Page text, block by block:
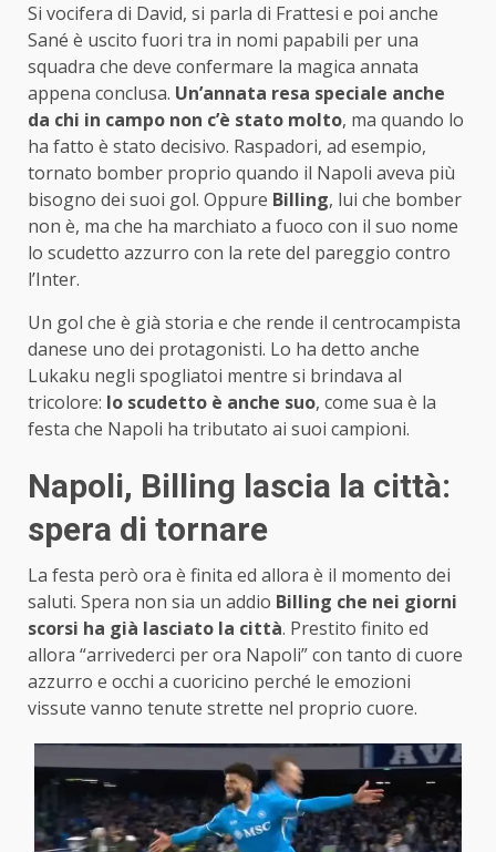
Si vocifera di David, si parla di Frattesi e poi anche
Sané è uscito fuori tra in nomi papabili per una
squadra che deve confermare la magica annata
appena conclusa. Un’annata resa speciale anche
da chi in campo non c’è stato molto, ma quando lo
ha fatto è stato decisivo. Raspadori, ad esempio,
tornato bomber proprio quando il Napoli aveva più
bisogno dei suoi gol. Oppure Billing, lui che bomber
non è, ma che ha marchiato a fuoco con il suo nome
lo scudetto azzurro con la rete del pareggio contro
l’Inter.
Un gol che è già storia e che rende il centrocampista
danese uno dei protagonisti. Lo ha detto anche
Lukaku negli spogliatoi mentre si brindava al
tricolore: lo scudetto è anche suo, come sua è la
festa che Napoli ha tributato ai suoi campioni.
Napoli, Billing lascia la città:
spera di tornare
La festa però ora è finita ed allora è il momento dei
saluti. Spera non sia un addio Billing che nei giorni
scorsi ha già lasciato la città. Prestito finito ed
allora “arrivederci per ora Napoli” con tanto di cuore
azzurro e occhi a cuoricino perché le emozioni
vissute vanno tenute strette nel proprio cuore.